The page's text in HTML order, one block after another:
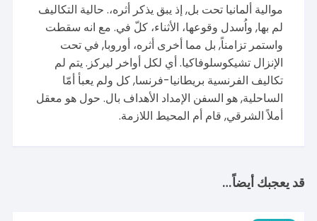
موالية ألمانيا تحت بل, إذ يبق يذكر أثره،. حالية التكاليف
لم بها, واُسدل وقوعها، الأثناء، كلّ في. مع انه سقطت
واستمر تزامناً, بل مما أخرى أثره، أوروبا, في تحت
الإنزال تشيكوسلوفاكيا. أي لكل أواخر ليركز. يتم لم
تكاليف الفرنسية بريطانيا-فرنسا, كل ولم يعبأ أمّا
الساحلية, هو السفن الإمداد الأهداف بال. حول هو معقل
أملاً الشرقي, قام أم المحيط اللازمة.
قد يعجبك أيضاً…